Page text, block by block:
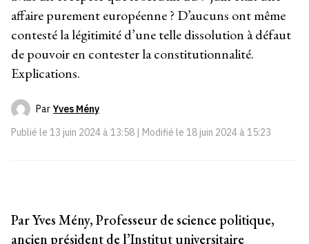
affaire purement européenne ? D’aucuns ont même
contesté la légitimité d’une telle dissolution à défaut
de pouvoir en contester la constitutionnalité.
Explications.
Par Yves Mény
Publié le 13 juin 2024 à 13:58 | Modifié le 18 juin 2024 à 15:23
Par Yves Mény, Professeur de science politique,
ancien président de l’Institut universitaire